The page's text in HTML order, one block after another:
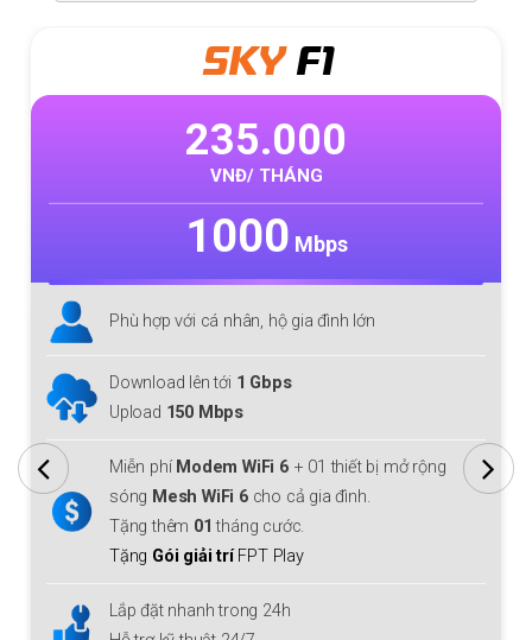
SKYF1
235.000
VNĐ/ THÁNG
1000 Mbps
Phù hợp với cá nhân, hộ gia đình lớn
Download lên tới 1 Gbps
Upload 150 Mbps
Miễn phí Modem WiFi 6 + 01 thiết bị mở rộng
sóng Mesh WiFi 6 cho cả gia đình.
Tặng thêm 01tháng cước.
Tặng Gói giải tríFPT Play
Lắp đặt nhanh trong 24h